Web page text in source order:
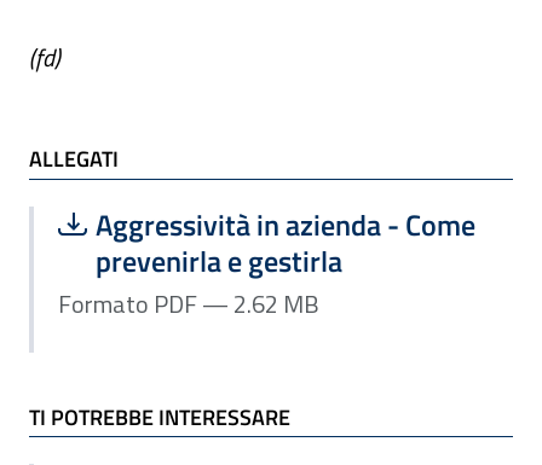
(fd)
ALLEGATI e TI POTREBBE INTERESSARE
ALLEGATI
Scarica file:
Aggressività in azienda - Come
prevenirla e gestirla
Formato PDF — Dimensione 2.62 MB
Formato PDF — 2.62 MB
TI POTREBBE INTERESSARE